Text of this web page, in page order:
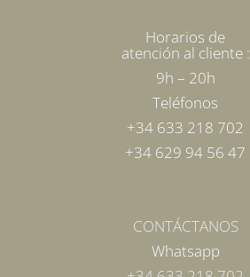
Horarios de
atención al cliente :
9h – 20h
Teléfonos
+34 633 218 702
+34 629 94 56 47
CONTÁCTANOS
Whatsapp